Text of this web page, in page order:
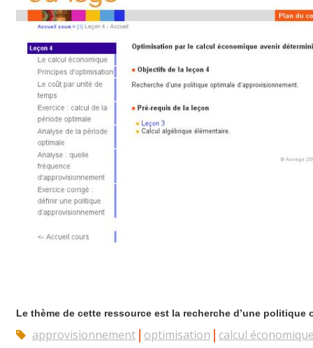
Le thème de cette ressource est la recherche d’une politique
approvisionnement optimisation calcul